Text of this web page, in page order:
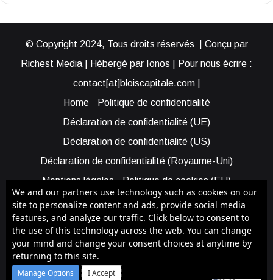
© Copyright 2024, Tous droits réservés | Conçu par
Richest Media | Hébergé par Ionos | Pour nous écrire :
contact[at]bloiscapitale.com |
Home
Politique de confidentialité
Déclaration de confidentialité (UE)
Déclaration de confidentialité (US)
Déclaration de confidentialité (Royaume-Uni)
Mentions légales
Politique de cookies (EU)
Cookie Policy (AUS)
Cookie Policy (US)
Qui sommes-nous ?
Participer à Blois Capitale
Bénéficier d’une assistance
Facebook
X
We and our partners use technology such as cookies on our
site to personalize content and ads, provide social media
features, and analyze our traffic. Click below to consent to
the use of this technology across the web. You can change
your mind and change your consent choices at anytime by
returning to this site.
Manage Options I Accept